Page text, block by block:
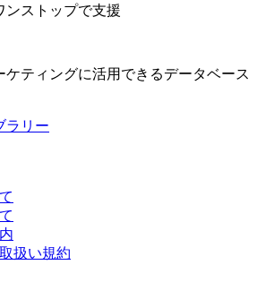
ンストップで支援
ティングに活用できるデータベース
扱い規約